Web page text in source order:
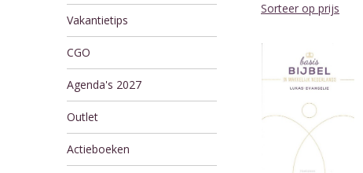
Vakantietips
CGO
Agenda's 2027
Outlet
Actieboeken
Sorteer op prijs